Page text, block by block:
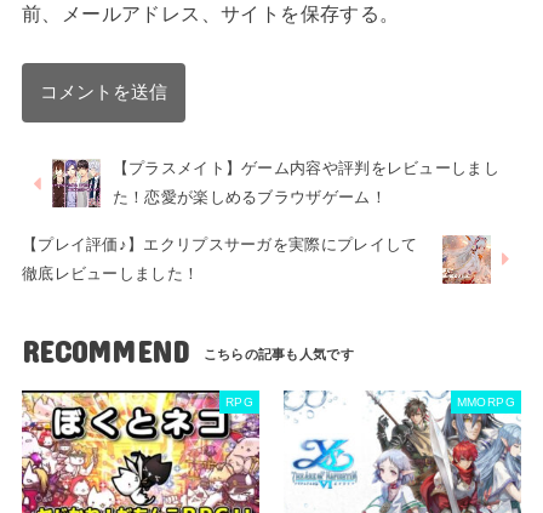
前、メールアドレス、サイトを保存する。
【プラスメイト】ゲーム内容や評判をレビューしまし
た！恋愛が楽しめるブラウザゲーム！
【プレイ評価♪】エクリプスサーガを実際にプレイして
徹底レビューしました！
RECOMMEND
RPG MMORPG